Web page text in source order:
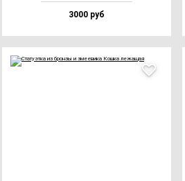
3000 руб